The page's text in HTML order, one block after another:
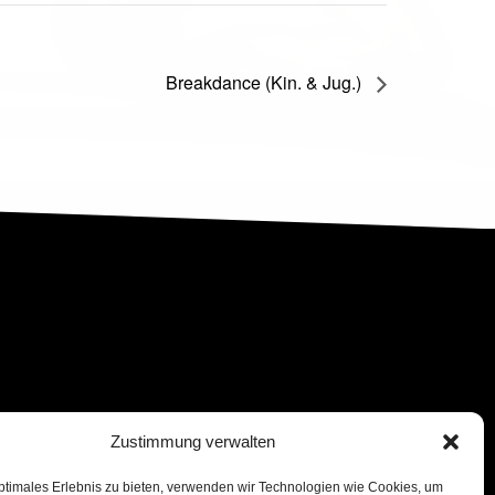
Zustimmung verwalten
Erlebnis zu bieten, verwenden wir Technologien wie Cookies, um
Breakdance (Kin. & Jug.)